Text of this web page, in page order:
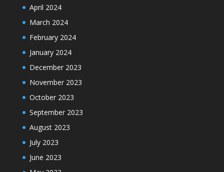
April 2024
March 2024
February 2024
January 2024
December 2023
November 2023
October 2023
September 2023
August 2023
July 2023
June 2023